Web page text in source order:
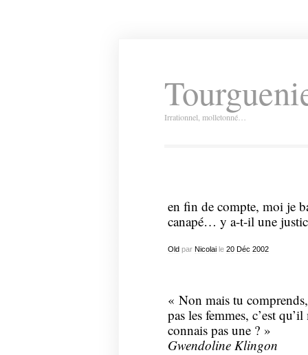
Irrationnel, molletonné…
en fin de compte, moi je
canapé… y a-t-il une
Oldpar Nicolaile 20 Déc 2002
« Non mais tu comprends,
pas les femmes, c’est
connais pas une ? »
Gwendoline Klingon